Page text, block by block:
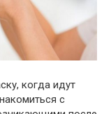
когда идут
с